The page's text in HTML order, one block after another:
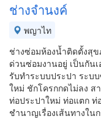
ช่างจำนงค์
พญาไท
ช่างซ่อมห้องน้ำติดตั้งสุ
ด่วนซ่อมงานอยู่ เป็นกันเ
รับทำระบบประปา ระบ
ใหม่ ชักโครกกดไม่ลง
ท่อประปาใหม่ ท่อแตก
ชำนาญเรื่องเส้นทางใน